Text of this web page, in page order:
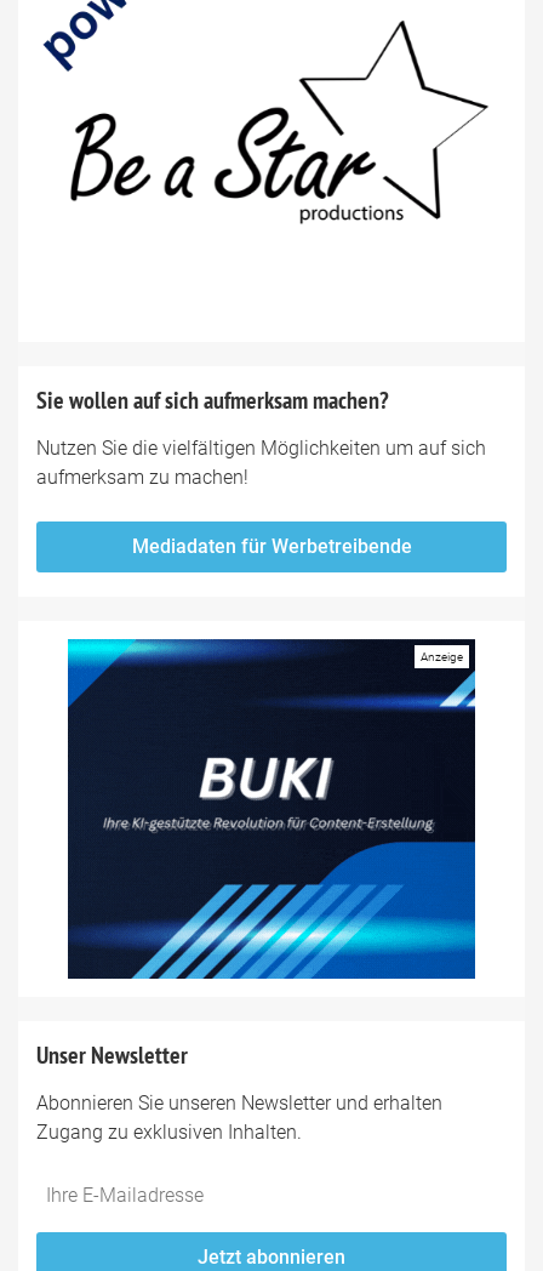
Sie wollen auf sich aufmerksam machen?
Nutzen Sie die vielfältigen Möglichkeiten um auf sich
aufmerksam zu machen!
Mediadaten für Werbetreibende
Unser Newsletter
Abonnieren Sie unseren Newsletter und erhalten
Zugang zu exklusiven Inhalten.
Do
*Ihre
Jetzt abonnieren